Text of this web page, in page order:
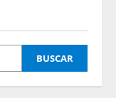
BUSCAR